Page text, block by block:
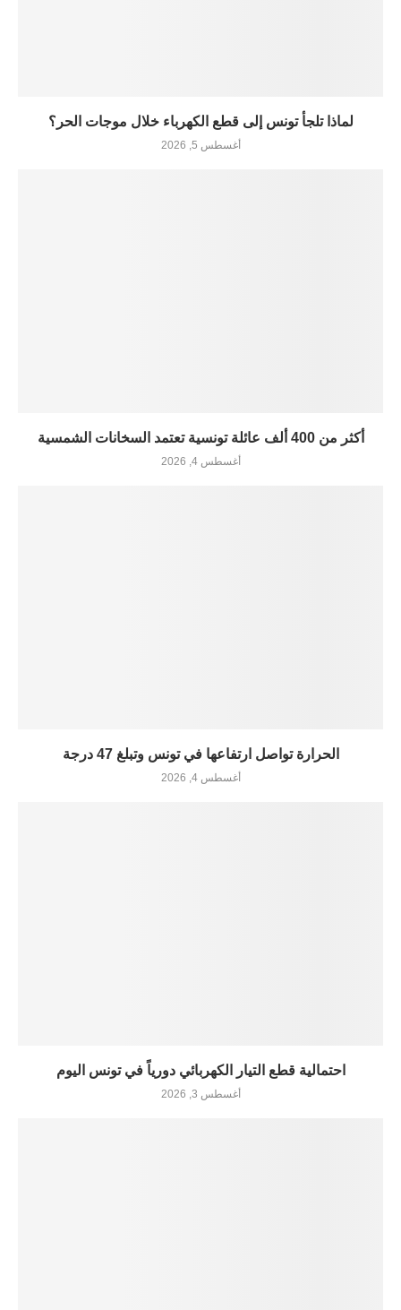
لماذا تلجأ تونس إلى قطع الكهرباء خلال موجات الحر؟
أغسطس 5, 2026
أكثر من 400 ألف عائلة تونسية تعتمد السخانات الشمسية
أغسطس 4, 2026
الحرارة تواصل ارتفاعها في تونس وتبلغ 47 درجة
أغسطس 4, 2026
احتمالية قطع التيار الكهربائي دورياً في تونس اليوم
أغسطس 3, 2026